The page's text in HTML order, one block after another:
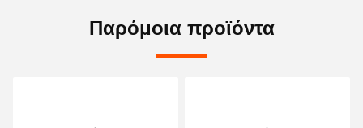
Παρόμοια προϊόντα